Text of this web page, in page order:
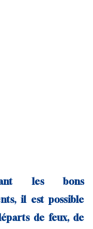
les bons
il est possible
de feux, de